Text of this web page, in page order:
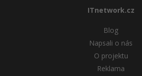
ITnetwork.cz
Blog
Napsali o nás
O projektu
Reklama